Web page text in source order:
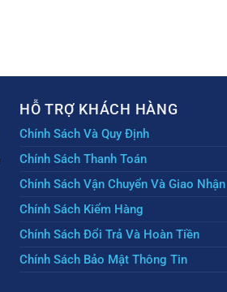
HỖ TRỢ KHÁCH HÀNG
Chính Sách Và Quy Định
Chính Sách Thanh Toán
Chính Sách Vận Chuyển Và Giao Nhận
Chính Sách Kiểm Hàng
Chính Sách Đổi Trả Và Hoàn Tiền
Chính Sách Bảo Mật Thông Tin